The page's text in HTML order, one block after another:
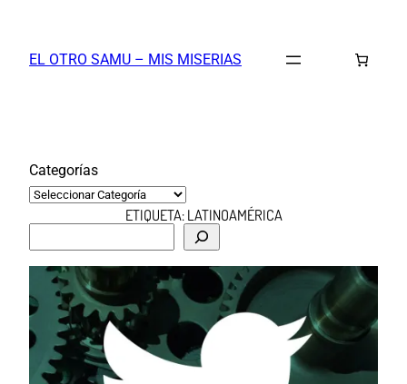
contenido
EL OTRO SAMU – MIS MISERIAS
Categorías
ETIQUETA:LATINOAMÉRICA
c
a
r